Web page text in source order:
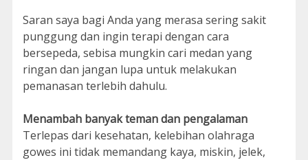
Saran saya bagi Anda yang merasa sering sakit
punggung dan ingin terapi dengan cara
bersepeda, sebisa mungkin cari medan yang
ringan dan jangan lupa untuk melakukan
pemanasan terlebih dahulu.
Menambah banyak teman dan pengalaman
Terlepas dari kesehatan, kelebihan olahraga
gowes ini tidak memandang kaya, miskin, jelek,